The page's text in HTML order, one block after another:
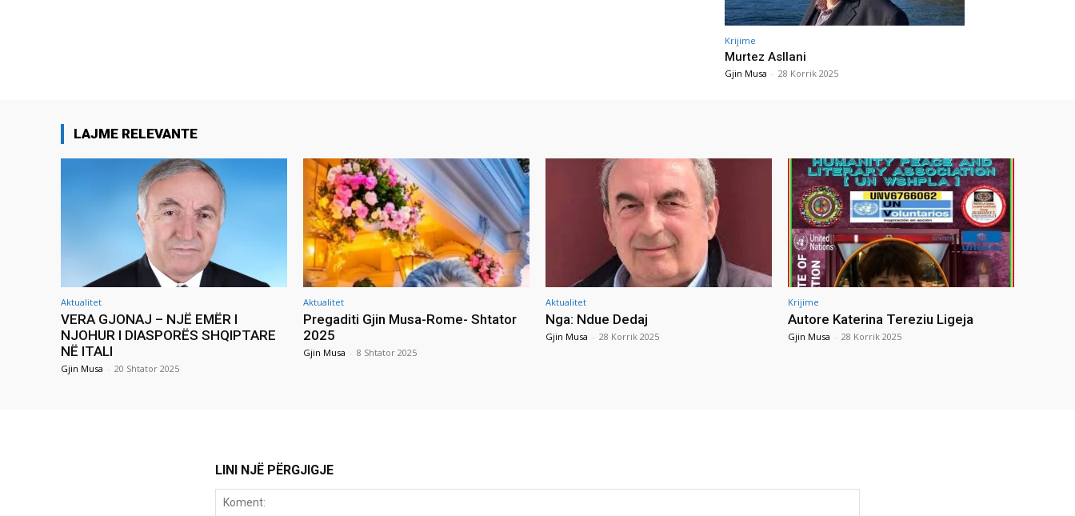
Krijime
Murtez Asllani
Gjin Musa - 28 Korrik 2025
LAJME RELEVANTE
Aktualitet
VERA GJONAJ – NJË EMËR I
NJOHUR I DIASPORËS SHQIPTARE
NË ITALI
Gjin Musa - 20 Shtator 2025
Aktualitet
Pregaditi Gjin Musa-Rome- Shtator
2025
Gjin Musa - 8 Shtator 2025
Aktualitet
Nga: Ndue Dedaj
Gjin Musa - 28 Korrik 2025
Krijime
Autore Katerina Tereziu Ligeja
Gjin Musa - 28 Korrik 2025
LINI NJË PËRGJIGJE